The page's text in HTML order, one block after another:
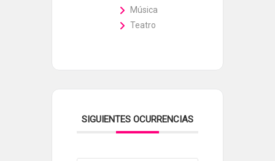
Música
Teatro
SIGUIENTES OCURRENCIAS